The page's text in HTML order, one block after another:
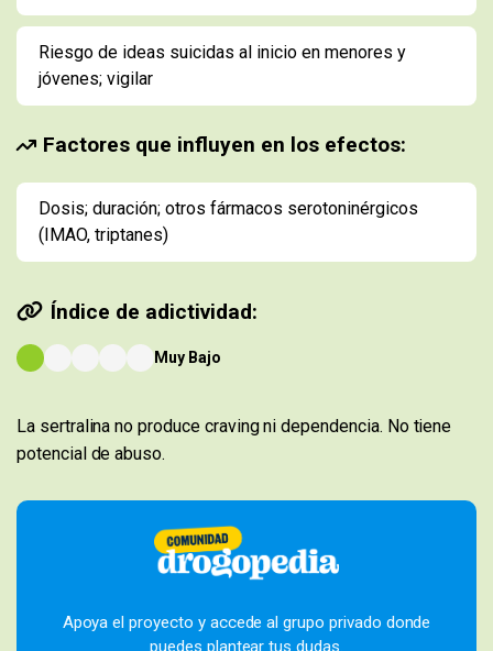
Riesgo de ideas suicidas al inicio en menores y
jóvenes; vigilar
Factores que influyen en los efectos:
Dosis; duración; otros fármacos serotoninérgicos
(IMAO, triptanes)
Índice de adictividad:
Muy Bajo
La sertralina no produce craving ni dependencia. No tiene
potencial de abuso.
Apoya el proyecto y accede al grupo privado donde
puedes plantear tus dudas.